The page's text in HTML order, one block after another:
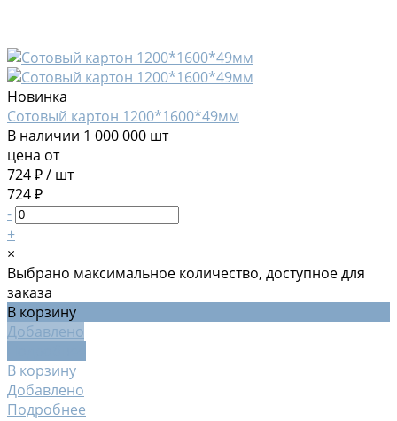
Новинка
Сотовый картон 1200*1600*49мм
В наличии 1 000 000 шт
цена от
724 ₽/ шт
724 ₽
-
+
×
Выбрано максимальное количество, доступное для
заказа
В корзину
Добавлено
В корзину
Добавлено
Подробнее